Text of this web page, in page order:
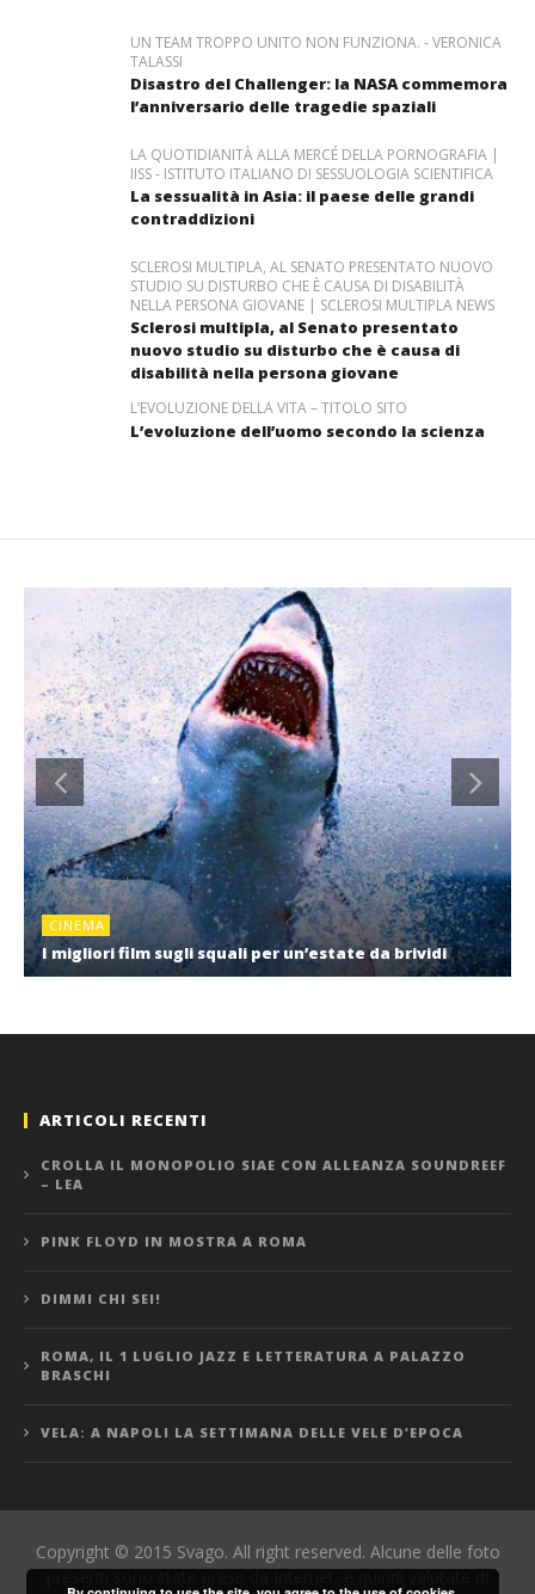
UN TEAM TROPPO UNITO NON FUNZIONA. - VERONICA
TALASSI
Disastro del Challenger: la NASA commemora
l’anniversario delle tragedie spaziali
LA QUOTIDIANITÀ ALLA MERCÉ DELLA PORNOGRAFIA |
IISS - ISTITUTO ITALIANO DI SESSUOLOGIA SCIENTIFICA
La sessualità in Asia: il paese delle grandi
contraddizioni
SCLEROSI MULTIPLA, AL SENATO PRESENTATO NUOVO
STUDIO SU DISTURBO CHE È CAUSA DI DISABILITÀ
NELLA PERSONA GIOVANE | SCLEROSI MULTIPLA NEWS
Sclerosi multipla, al Senato presentato
nuovo studio su disturbo che è causa di
disabilità nella persona giovane
L’EVOLUZIONE DELLA VITA – TITOLO SITO
L’evoluzione dell’uomo secondo la scienza
CINEMA
I migliori film sugli squali per un’estate da brividi
ARTICOLI RECENTI
CROLLA IL MONOPOLIO SIAE CON ALLEANZA SOUNDREEF
– LEA
PINK FLOYD IN MOSTRA A ROMA
DIMMI CHI SEI!
ROMA, IL 1 LUGLIO JAZZ E LETTERATURA A PALAZZO
BRASCHI
VELA: A NAPOLI LA SETTIMANA DELLE VELE D’EPOCA
Copyright © 2015 Svago. All right reserved. Alcune delle foto
presenti sono state prese da Internet, e quindi valutate di